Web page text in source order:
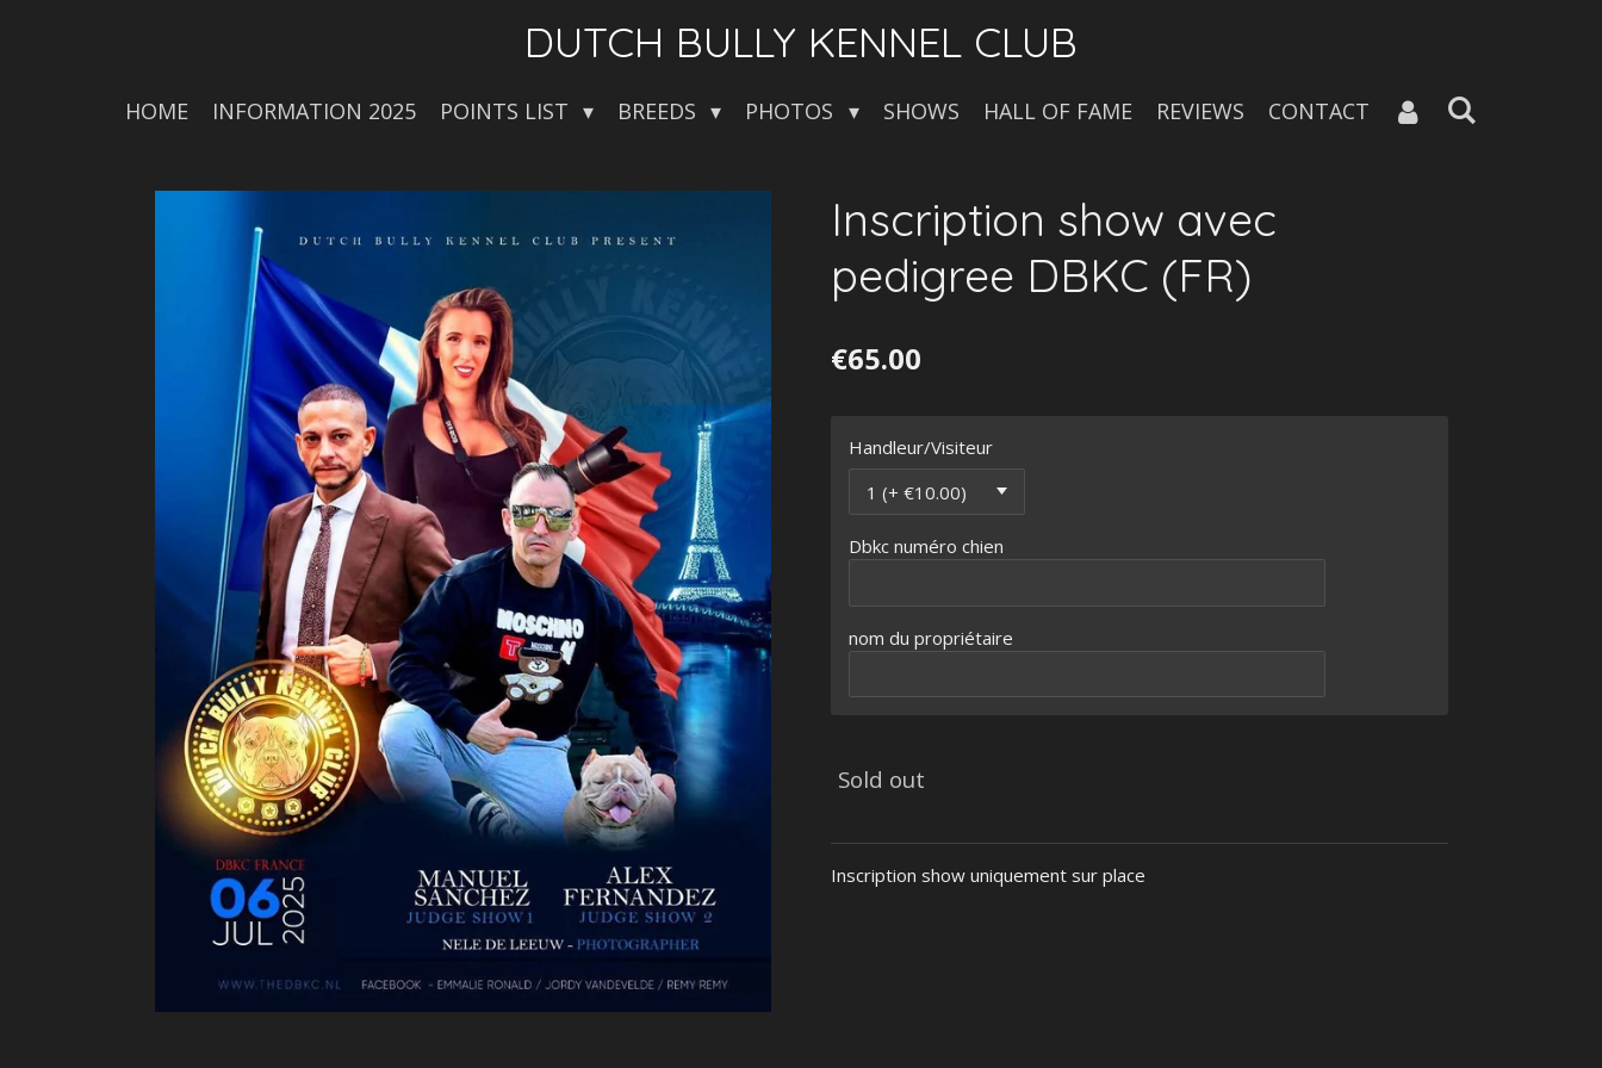
DUTCH BULLY KENNEL CLUB
HOME INFORMATION 2025 POINTS LIST BREEDS PHOTOS SHOWS HALL OF FAME REVIEWS CONTACT
Inscription show avec
pedigree DBKC (FR)
€65.00
Handleur/Visiteur
Dbkc numéro chien
nom du propriétaire
Sold out
Inscription show uniquement sur place